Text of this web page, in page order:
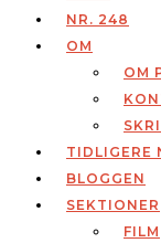
NR. 248
OM
OM
TIDLIGERE
BLOGGEN
SEKTIONER
FILM